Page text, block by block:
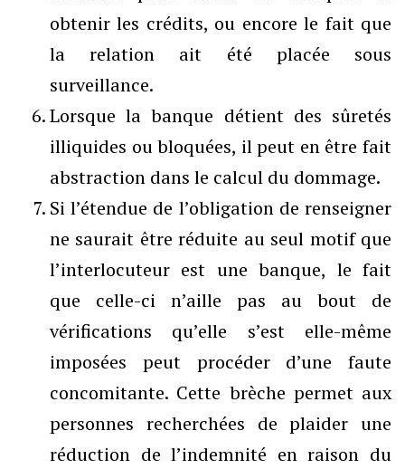
obtenir les crédits, ou encore le fait que
la relation ait été placée sous
surveillance.
Lorsque la banque détient des sûretés
illiquides ou bloquées, il peut en être fait
abstraction dans le calcul du dommage.
Si l’étendue de l’obligation de renseigner
ne saurait être réduite au seul motif que
l’interlocuteur est une banque, le fait
que celle-ci n’aille pas au bout de
vérifications qu’elle s’est elle-même
imposées peut procéder d’une faute
concomitante. Cette brèche permet aux
personnes recherchées de plaider une
réduction de l’indemnité en raison du